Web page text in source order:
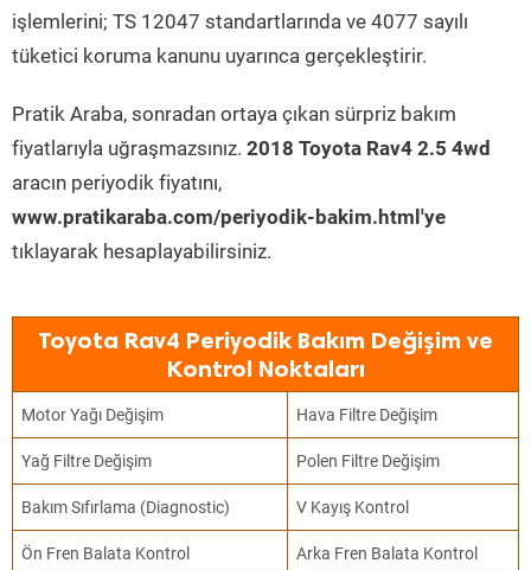
işlemlerini; TS 12047 standartlarında ve 4077 sayılı
tüketici koruma kanunu uyarınca gerçekleştirir.
Pratik Araba, sonradan ortaya çıkan sürpriz bakım
fiyatlarıyla uğraşmazsınız. 2018 Toyota Rav4 2.5 4wd
aracın periyodik fiyatını,
www.pratikaraba.com/periyodik-bakim.html'ye
tıklayarak hesaplayabilirsiniz.
Toyota Rav4 Periyodik Bakım Değişim ve
Kontrol Noktaları
Motor Yağı Değişim Hava Filtre Değişim
Yağ Filtre Değişim Polen Filtre Değişim
Bakım Sıfırlama (Diagnostic) V Kayış Kontrol
Ön Fren Balata Kontrol Arka Fren Balata Kontrol